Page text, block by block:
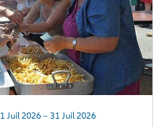
1 Juil 2026 – 31 Juil 2026